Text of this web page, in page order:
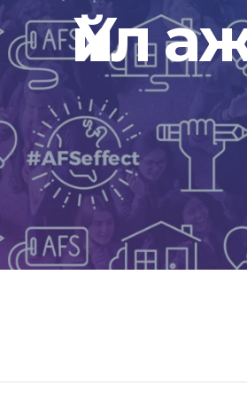
Үйл